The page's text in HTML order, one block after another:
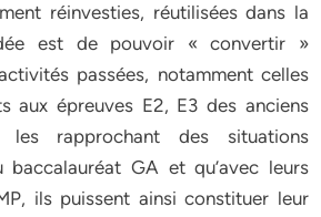
réinvesties, réutilisées dans la
est de pouvoir « convertir »
passées, notamment celles
aux épreuves E2, E3 des anciens
les rapprochant des situations
baccalauréat GA et qu’avec leurs
ils puissent ainsi constituer leur